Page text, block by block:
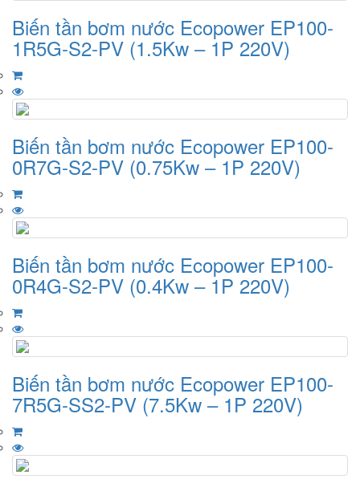
Biến tần bơm nước Ecopower EP100-
1R5G-S2-PV (1.5Kw – 1P 220V)
Biến tần bơm nước Ecopower EP100-
0R7G-S2-PV (0.75Kw – 1P 220V)
Biến tần bơm nước Ecopower EP100-
0R4G-S2-PV (0.4Kw – 1P 220V)
Biến tần bơm nước Ecopower EP100-
7R5G-SS2-PV (7.5Kw – 1P 220V)